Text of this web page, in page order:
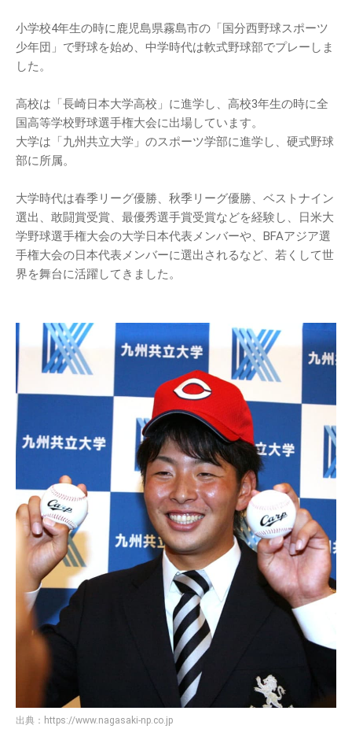
小学校4年生の時に鹿児島県霧島市の「国分西野球スポーツ
少年団」で野球を始め、中学時代は軟式野球部でプレーしま
した。
高校は「長崎日本大学高校」に進学し、高校3年生の時に全
国高等学校野球選手権大会に出場しています。
大学は「九州共立大学」のスポーツ学部に進学し、硬式野球
部に所属。
大学時代は春季リーグ優勝、秋季リーグ優勝、ベストナイン
選出、敢闘賞受賞、最優秀選手賞受賞などを経験し、日米大
学野球選手権大会の大学日本代表メンバーや、BFAアジア選
手権大会の日本代表メンバーに選出されるなど、若くして世
界を舞台に活躍してきました。
出典： https://www.nagasaki-np.co.jp